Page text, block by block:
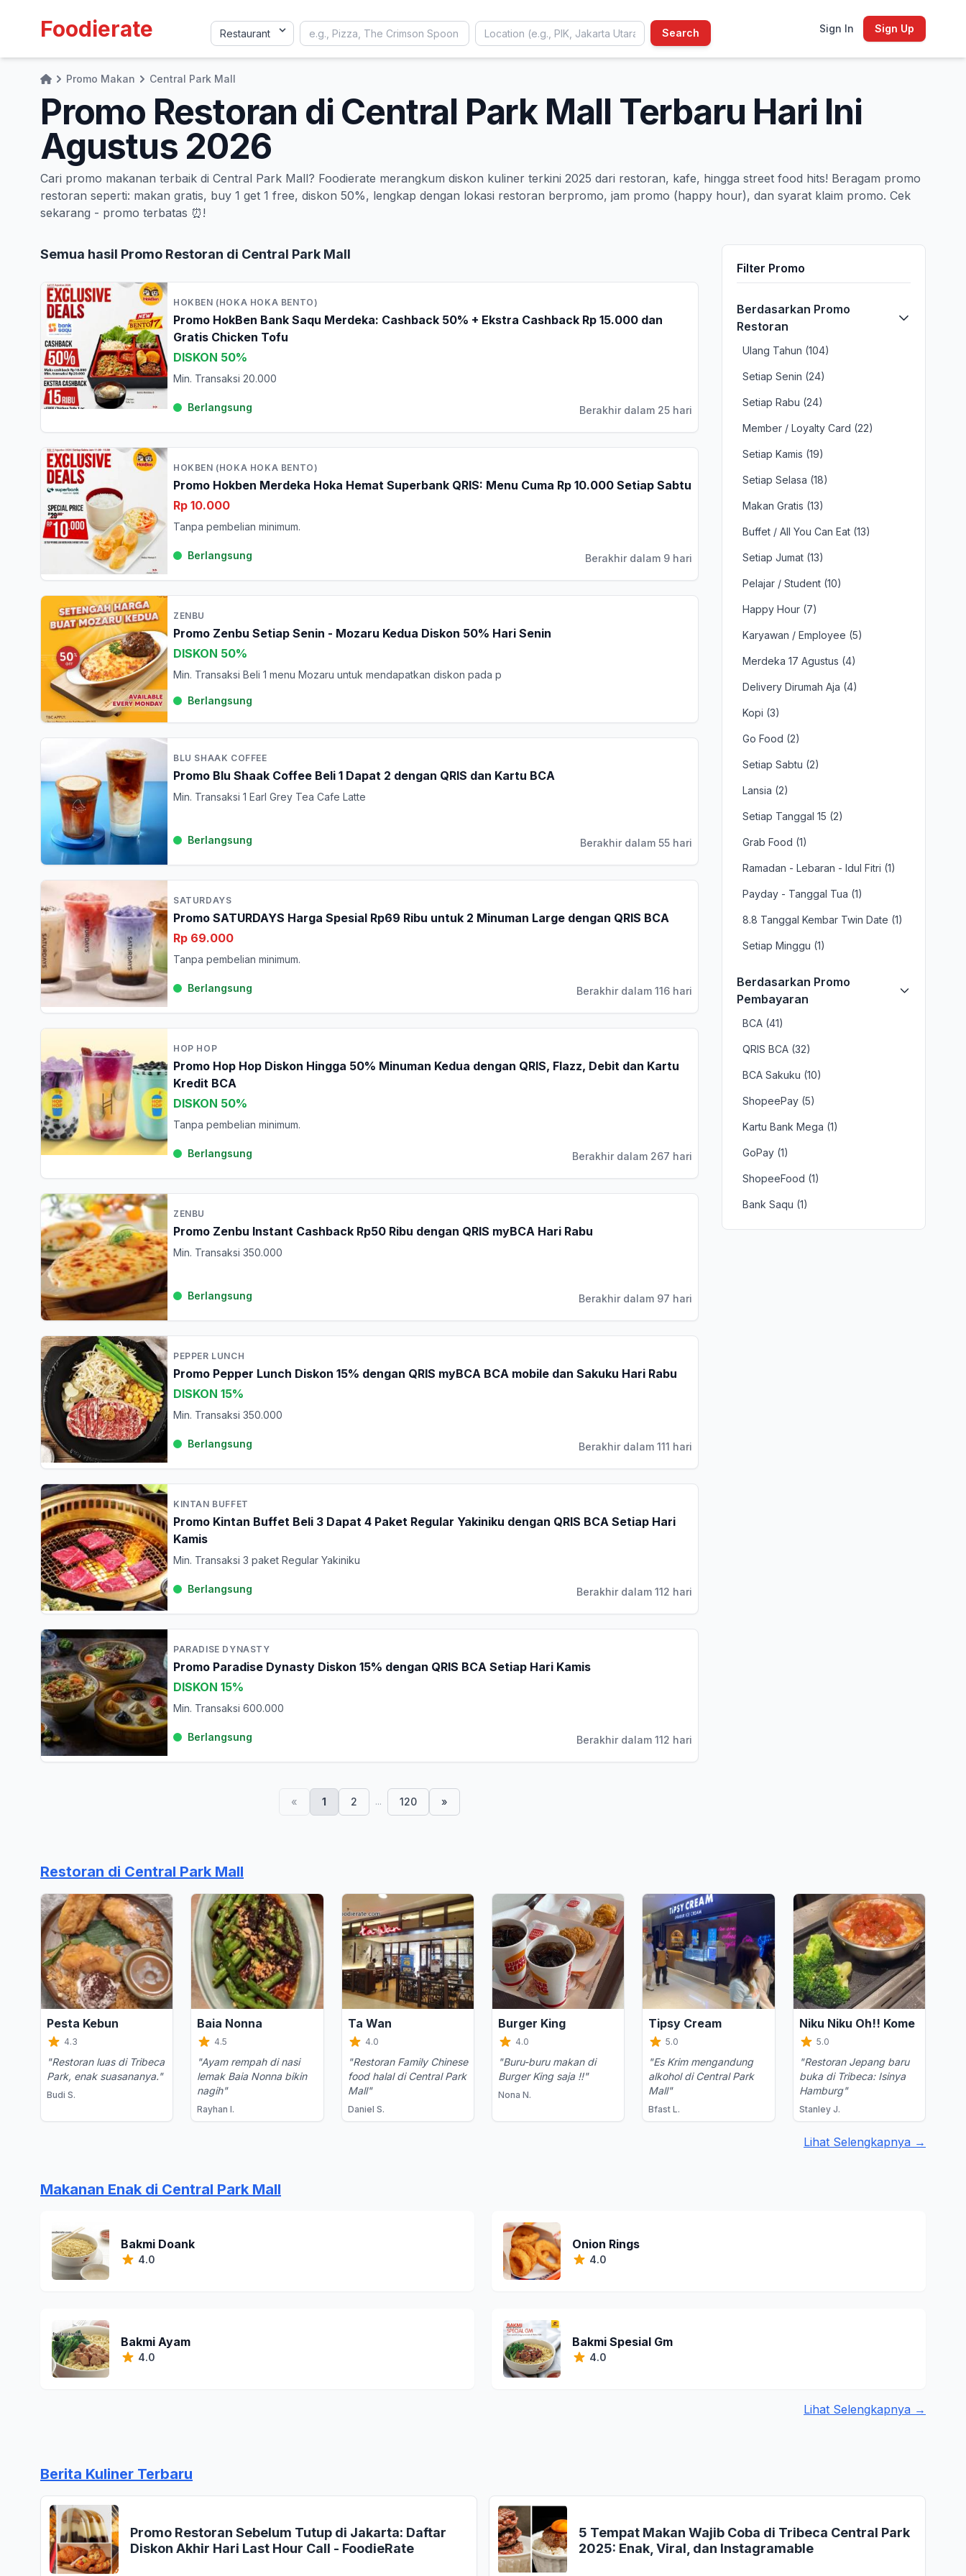
Foodierate Search Sign In Sign Up
HomePromo Makan Central Park Mall
Promo Restoran di Central Park Mall Terbaru Hari Ini
Agustus 2026
Cari promo makanan terbaik di Central Park Mall? Foodierate merangkum diskon kuliner terkini 2025 dari restoran, kafe, hingga street food hits! Beragam promo
restoran seperti: makan gratis, buy 1 get 1 free, diskon 50%, lengkap dengan lokasi restoran berpromo, jam promo (happy hour), dan syarat klaim promo. Cek
sekarang - promo terbatas ⏰!
Semua hasil Promo Restoran di Central Park Mall
HOKBEN (HOKA HOKA BENTO)
Promo HokBen Bank Saqu Merdeka: Cashback 50% + Ekstra Cashback Rp 15.000 dan
Gratis Chicken Tofu
DISKON 50%
Min. Transaksi 20.000
Berlangsung Berakhir dalam 25 hari
HOKBEN (HOKA HOKA BENTO)
Promo Hokben Merdeka Hoka Hemat Superbank QRIS: Menu Cuma Rp 10.000 Setiap Sabtu
Rp 10.000
Tanpa pembelian minimum.
Berlangsung Berakhir dalam 9 hari
ZENBU
Promo Zenbu Setiap Senin - Mozaru Kedua Diskon 50% Hari Senin
DISKON 50%
Min. Transaksi Beli 1 menu Mozaru untuk mendapatkan diskon pada p
Berlangsung
BLU SHAAK COFFEE
Promo Blu Shaak Coffee Beli 1 Dapat 2 dengan QRIS dan Kartu BCA
Min. Transaksi 1 Earl Grey Tea Cafe Latte
Berlangsung Berakhir dalam 55 hari
SATURDAYS
Promo SATURDAYS Harga Spesial Rp69 Ribu untuk 2 Minuman Large dengan QRIS BCA
Rp 69.000
Tanpa pembelian minimum.
Berlangsung Berakhir dalam 116 hari
HOP HOP
Promo Hop Hop Diskon Hingga 50% Minuman Kedua dengan QRIS, Flazz, Debit dan Kartu
Kredit BCA
DISKON 50%
Tanpa pembelian minimum.
Berlangsung Berakhir dalam 267 hari
ZENBU
Promo Zenbu Instant Cashback Rp50 Ribu dengan QRIS myBCA Hari Rabu
Min. Transaksi 350.000
Berlangsung Berakhir dalam 97 hari
PEPPER LUNCH
Promo Pepper Lunch Diskon 15% dengan QRIS myBCA BCA mobile dan Sakuku Hari Rabu
DISKON 15%
Min. Transaksi 350.000
Berlangsung Berakhir dalam 111 hari
KINTAN BUFFET
Promo Kintan Buffet Beli 3 Dapat 4 Paket Regular Yakiniku dengan QRIS BCA Setiap Hari
Kamis
Min. Transaksi 3 paket Regular Yakiniku
Berlangsung Berakhir dalam 112 hari
PARADISE DYNASTY
Promo Paradise Dynasty Diskon 15% dengan QRIS BCA Setiap Hari Kamis
DISKON 15%
Min. Transaksi 600.000
Berlangsung Berakhir dalam 112 hari
« 1 2 ... 120 »
Filter Promo
Berdasarkan Promo
Restoran
Ulang Tahun (104)
Setiap Senin (24)
Setiap Rabu (24)
Member / Loyalty Card (22)
Setiap Kamis (19)
Setiap Selasa (18)
Makan Gratis (13)
Buffet / All You Can Eat (13)
Setiap Jumat (13)
Pelajar / Student (10)
Happy Hour (7)
Karyawan / Employee (5)
Merdeka 17 Agustus (4)
Delivery Dirumah Aja (4)
Kopi (3)
Go Food (2)
Setiap Sabtu (2)
Lansia (2)
Setiap Tanggal 15 (2)
Grab Food (1)
Ramadan - Lebaran - Idul Fitri (1)
Payday - Tanggal Tua (1)
8.8 Tanggal Kembar Twin Date (1)
Setiap Minggu (1)
Berdasarkan Promo
Pembayaran
BCA (41)
QRIS BCA (32)
BCA Sakuku (10)
ShopeePay (5)
Kartu Bank Mega (1)
GoPay (1)
ShopeeFood (1)
Bank Saqu (1)
Restoran di Central Park Mall
Pesta Kebun
4.3
"Restoran luas di Tribeca
Park, enak suasananya."
Budi S.
Baia Nonna
4.5
"Ayam rempah di nasi
lemak Baia Nonna bikin
nagih"
Rayhan I.
Ta Wan
4.0
"Restoran Family Chinese
food halal di Central Park
Mall"
Daniel S.
Burger King
4.0
"Buru-buru makan di
Burger King saja !!"
Nona N.
Tipsy Cream
5.0
"Es Krim mengandung
alkohol di Central Park
Mall"
Bfast L.
Niku Niku Oh!! Kome
5.0
"Restoran Jepang baru
buka di Tribeca: Isinya
Hamburg"
Stanley J.
Lihat Selengkapnya →
Makanan Enak di Central Park Mall
Bakmi Doank
4.0
Onion Rings
4.0
Bakmi Ayam
4.0
Bakmi Spesial Gm
4.0
Lihat Selengkapnya →
Berita Kuliner Terbaru
Promo Restoran Sebelum Tutup di Jakarta: Daftar
Diskon Akhir Hari Last Hour Call - FoodieRate
5 Tempat Makan Wajib Coba di Tribeca Central Park
2025: Enak, Viral, dan Instagramable